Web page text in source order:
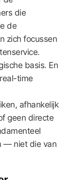
die
de
zich focussen
basis. En
time
afhankelijk
geen directe
— niet die van